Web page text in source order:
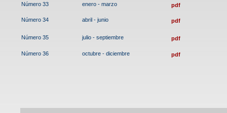
Número 33 enero - marzo pdf
Número 34 abril - junio pdf
Número 35 julio - septiembre pdf
Número 36 octubre - diciembre pdf